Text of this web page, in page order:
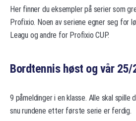
Her finner du eksempler på serier som
Profixio. Noen av seriene egner seg for
Leagu og andre for Profixio CUP.
Bordtennis høst og vår 25/
9 påmeldinger i en klasse. Alle skal spille
snu rundene etter første serie er ferdig.